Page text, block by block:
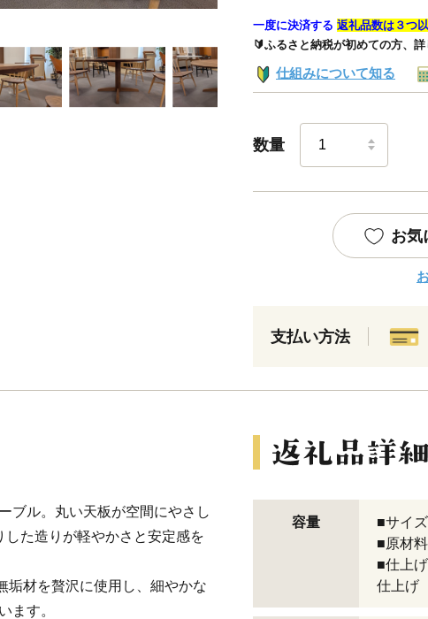
一度に決済する 返礼品数は３つ
🔰ふるさと納税が初めての方、
仕組みについて知る
数量
お気
支払い方法
ブル。丸い天板が空間にやさし
た造りが軽やかさと安定感を
垢材を贅沢に使用し、細やかな
ます。
容量
■サイ
■原材
■仕上
仕上げ